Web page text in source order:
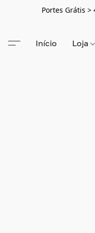
Portes Grátis
Início Loja